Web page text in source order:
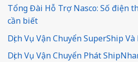
Tổng Đài Hỗ Trợ Nasco: Số điện
cần biết
Dịch Vụ Vận Chuyển SuperShip
Dịch Vụ Vận Chuyển Phát